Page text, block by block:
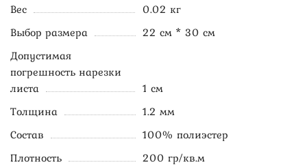
Вес
0.02 кг
Выбор размера
22 см * 30 см
Допустимая
погрешность нарезки
листа
1 см
Толщина
1.2 мм
Состав
100% полиэстер
Плотность
200 гр/кв.м